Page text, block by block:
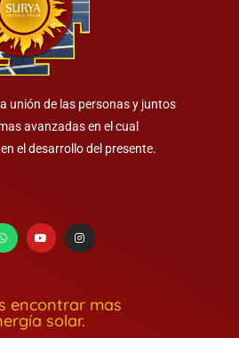
unión de las personas y juntos
avanzadas en el cual
el desarrollo del presente.
encontrar mas
solar.